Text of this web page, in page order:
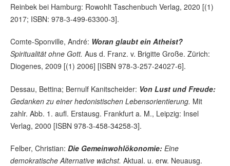
Reinbek bei Hamburg: Rowohlt Taschenbuch Verlag, 2020 [(1)
2017; ISBN: 978-3-499-63300-3].
Comte-Sponville, André: Woran glaubt ein Atheist?
Spiritualität ohne Gott. Aus d. Franz. v. Brigitte Große. Zürich:
Diogenes, 2009 [(1) 2006] [ISBN 978-3-257-24027-6].
Dessau, Bettina; Bernulf Kanitscheider: Von Lust und Freude:
Gedanken zu einer hedonistischen Lebensorientierung. Mit
zahlr. Abb. 1. aufl. Erstausg. Frankfurt a. M., Leipzig: Insel
Verlag, 2000 [ISBN 978-3-458-34258-3].
Felber, Christian: Die Gemeinwohlökonomie: Eine
demokratische Alternative wächst. Aktual. u. erw. Neuausg.